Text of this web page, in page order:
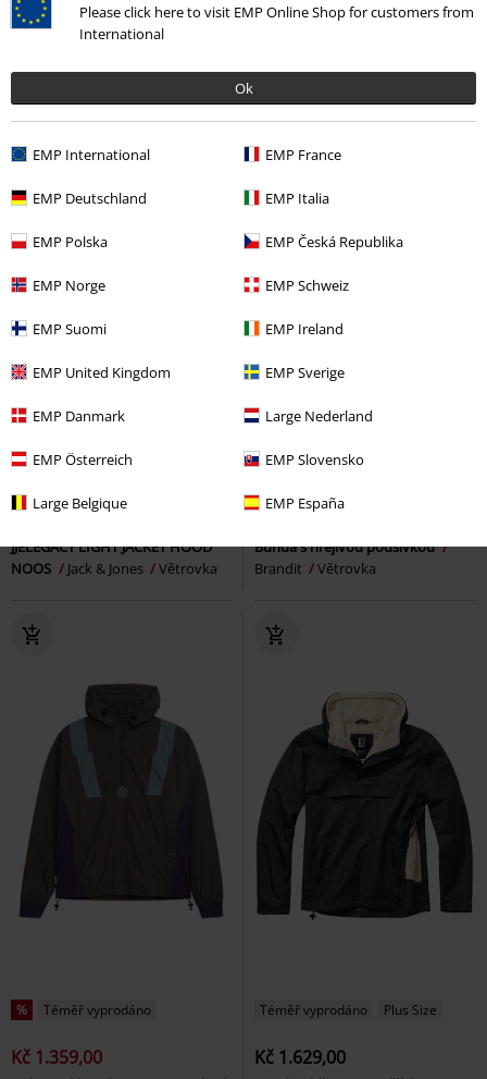
Please click here to visit EMP Online Shop for customers from
International
Ok
EMP International EMP France
EMP Deutschland EMP Italia
EMP Polska EMP Česká Republika
EMP Norge EMP Schweiz
EMP Suomi EMP Ireland
EMP United Kingdom EMP Sverige
EMP Danmark Large Nederland
EMP Österreich EMP Slovensko
Large Belgique EMP España
Větrovka Brandit Větrovka
%
Kč 1.089,00
JJELEGACY LIGHT JACKET HOOD
NOOS
Jack & Jones Větrovka
Kč 1.629,00
Bunda s hřejivou podšívkou
Brandit
Větrovka
% Téměř vyprodáno
Kč 1.359,00
Téměř vyprodáno Plus Size
Kč 1.629,00